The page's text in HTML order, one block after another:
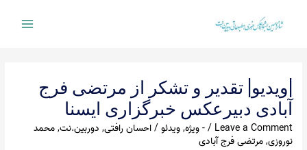
content
Main
|ویدیو| تقدیر و تشکر از مرتضی فرج
آبادی دبیرعکس خبرگزاری ایسنا
Leave a Comment
/- ویژه,ویدئو/احسان رافتی, دوربین.نت,محمد
نوروزی,مرتضی فرج آبادی